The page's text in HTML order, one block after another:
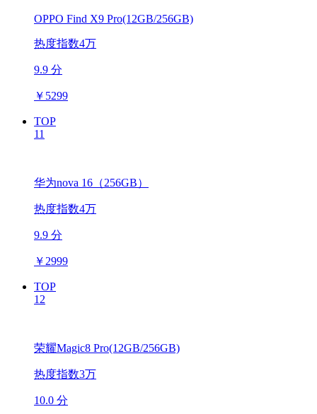
OPPO Find X9 Pro(12GB/256GB)
热度指数4万
9.9 分
￥ 5299
TOP
11
华为nova 16（256GB）
热度指数4万
9.9 分
￥ 2999
TOP
12
荣耀Magic8 Pro(12GB/256GB)
热度指数3万
10.0 分